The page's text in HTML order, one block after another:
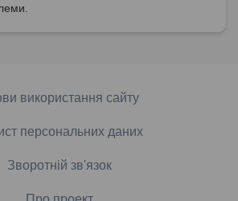
використання сайту
персональних даних
Зворотній зв'язок